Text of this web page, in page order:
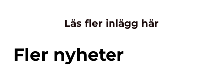
Läs fler inlägg här
Fler nyheter